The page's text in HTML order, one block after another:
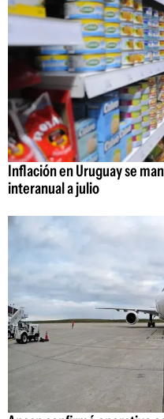
Inflación en Uruguay se
interanual a julio